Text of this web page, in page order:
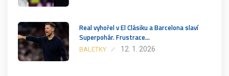
Real vyhořel v El Clásiku a Barcelona slaví
Superpohár. Frustrace…
BALETKY 12. 1. 2026